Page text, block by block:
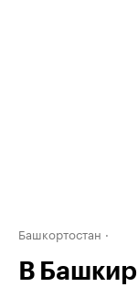
Башкортостан
В